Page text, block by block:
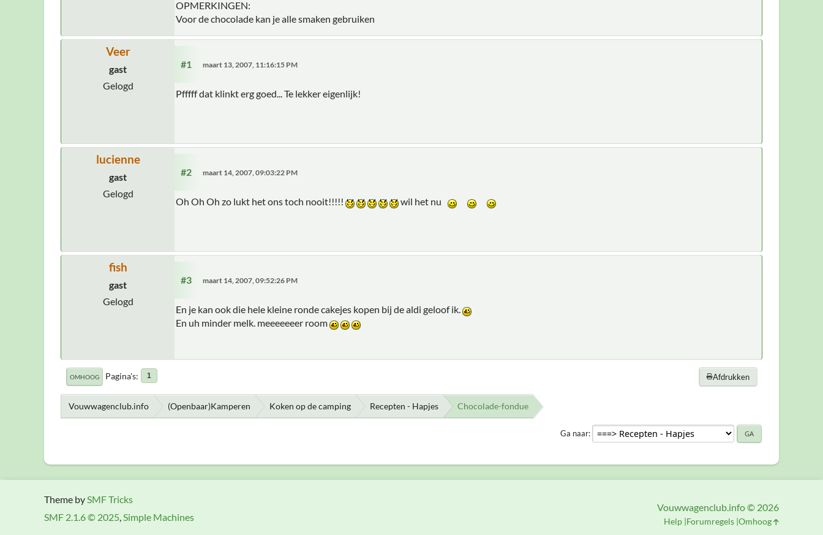
OPMERKINGEN:
Voor de chocolade kan je alle smaken gebruiken
Veer
gast
Gelogd
#1 maart 13, 2007, 11:16:15 PM
Pfffff dat klinkt erg goed... Te lekker eigenlijk!
lucienne
gast
Gelogd
#2 maart 14, 2007, 09:03:22 PM
Oh Oh Oh zo lukt het ons toch nooit!!!!! wil het nu
fish
gast
Gelogd
#3 maart 14, 2007, 09:52:26 PM
En je kan ook die hele kleine ronde cakejes kopen bij de aldi geloof ik.
En uh minder melk. meeeeeeer room
Afdrukken
OMHOOG Pagina's 1
Vouwwagenclub.info (Openbaar)Kamperen Koken op de camping Recepten - Hapjes Chocolade-fondue
Ga naar
Theme bySMF Tricks
SMF 2.1.6 © 2025,Simple Machines
Vouwwagenclub.info © 2026
Help Forumregels Omhoog